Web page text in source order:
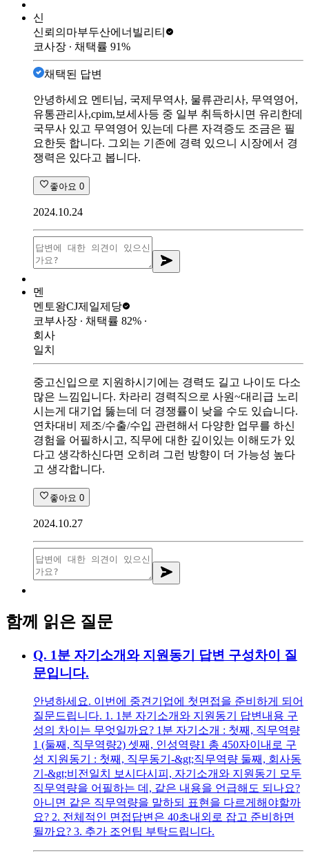
신
신뢰의마부두산에너빌리티
코사장 ∙ 채택률 91%
채택된 답변
안녕하세요 멘티님, 국제무역사, 물류관리사, 무역영어,
유통관리사,cpim,보세사등 중 일부 취득하시면 유리한데
국무사 있고 무역영어 있는데 다른 자격증도 조금은 필
요한듯 합니다. 그외는 기존에 경력 있으니 시장에서 경
쟁력은 있다고 봅니다.
좋아요 0
2024.10.24
멘
멘토왕CJ제일제당
코부사장 ∙ 채택률 82% ∙
회사
일치
중고신입으로 지원하시기에는 경력도 길고 나이도 다소
많은 느낌입니다. 차라리 경력직으로 사원~대리급 노리
시는게 대기업 뚫는데 더 경쟁률이 낮을 수도 있습니다.
연차대비 제조/수출/수입 관련해서 다양한 업무를 하신
경험을 어필하시고, 직무에 대한 깊이있는 이해도가 있
다고 생각하신다면 오히려 그런 방향이 더 가능성 높다
고 생각합니다.
좋아요 0
2024.10.27
함께 읽은 질문
Q. 1분 자기소개와 지원동기 답변 구성차이 질
문입니다.
안녕하세요. 이번에 중견기업에 첫면접을 준비하게 되어
질문드립니다. 1. 1분 자기소개와 지원동기 답변내용 구
성의 차이는 무엇일까요? 1분 자기소개 : 첫째, 직무역량
1 (둘째, 직무역량2) 셋째, 인성역량1 총 450자이내로 구
성 지원동기 : 첫째, 직무동기-&gt;직무역량 둘째, 회사동
기-&gt;비전일치 보시다시피, 자기소개와 지원동기 모두
직무역량을 어필하는 데, 같은 내용을 언급해도 되나요?
아니면 같은 직무역량을 말하되 표현을 다르게해야할까
요? 2. 전체적인 면접답변은 40초내외로 잡고 준비하면
될까요? 3. 추가 조언팁 부탁드립니다.